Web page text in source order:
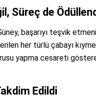
Süreç de
başarıyı teşvik
her türlü çabayı
yapma cesareti
Edildi